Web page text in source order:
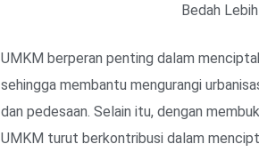
Bedah
UMKM berperan penting dalam
sehingga membantu mengurangi
dan pedesaan. Selain itu, dengan
UMKM turut berkontribusi dalam